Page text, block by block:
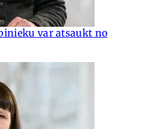
var atsaukt no